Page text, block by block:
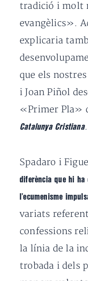
tradició i molt
evangèlics».
explicaria
que els
i Joan Piñol
«Primer Pla»
Catalunya Cristiana.
Spadaro i
diferència que hi ha
l’ecumenisme
variats
confessions
la línia de la
trobada i dels